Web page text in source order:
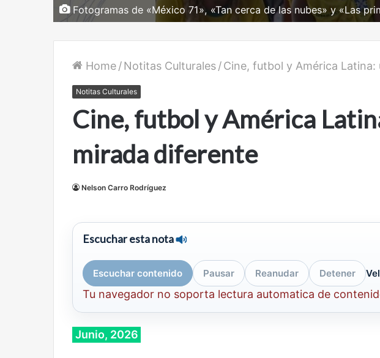
Fotogramas de «México 71», «Tan cerca de las nubes» y «Las
Home/Notitas Culturales/Cine, futbol y América
Notitas Culturales
Cine, futbol y América
mirada diferente
Nelson Carro Rodríguez
Escuchar esta nota
Escuchar contenido Pausar Reanudar Detener
Tu navegador no soporta lectura automatica de
Junio, 2026